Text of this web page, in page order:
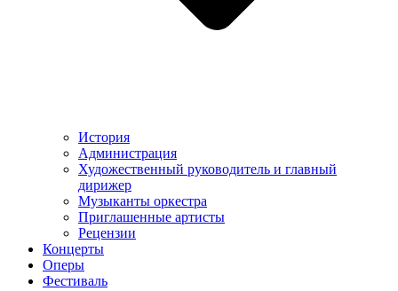
История
Администрация
Художественный руководитель и главный
дирижер
Музыканты оркестра
Приглашенные артисты
Рецензии
Концерты
Оперы
Фестиваль